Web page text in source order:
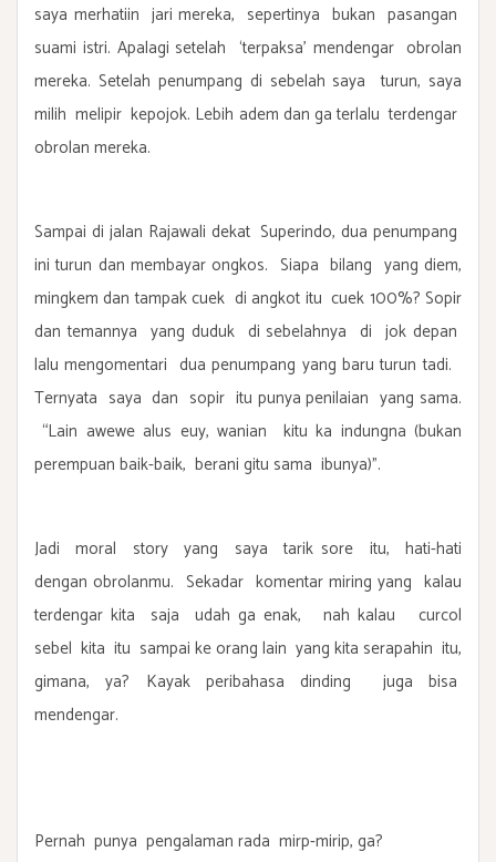
saya merhatiin jari mereka, sepertinya bukan pasangan
suami istri. Apalagi setelah ‘terpaksa’ mendengar obrolan
mereka. Setelah penumpang di sebelah saya turun, saya
milih melipir kepojok. Lebih adem dan ga terlalu terdengar
obrolan mereka.
Sampai di jalan Rajawali dekat Superindo, dua penumpang
ini turun dan membayar ongkos. Siapa bilang yang diem,
mingkem dan tampak cuek di angkot itu cuek 100%? Sopir
dan temannya yang duduk di sebelahnya di jok depan
lalu mengomentari dua penumpang yang baru turun tadi.
Ternyata saya dan sopir itu punya penilaian yang sama.
“Lain awewe alus euy, wanian kitu ka indungna (bukan
perempuan baik-baik, berani gitu sama ibunya)”.
Jadi moral story yang saya tarik sore itu, hati-hati
dengan obrolanmu. Sekadar komentar miring yang kalau
terdengar kita saja udah ga enak, nah kalau curcol
sebel kita itu sampai ke orang lain yang kita serapahin itu,
gimana, ya? Kayak peribahasa dinding juga bisa
mendengar.
Pernah punya pengalaman rada mirp-mirip, ga?